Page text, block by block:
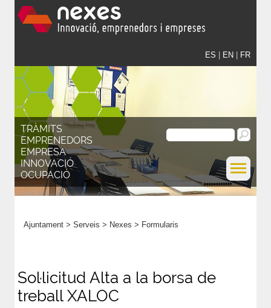
ES EN FR
TRÀMITS
EMPRENEDORS
EMPRESA
INNOVACIÓ
OCUPACIÓ
Ajuntament > Serveis > Nexes > Formularis
Sol·licitud Alta a la borsa de
treball XALOC